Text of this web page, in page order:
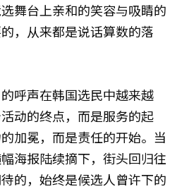
舞台上亲和的笑容与吸睛的
，从来都是说话算数的落
呼声在韩国选民中越来越
动的终点，而是服务的起
加冕，而是责任的开始。当
海报陆续摘下，街头回归往
的，始终是候选人曾许下的